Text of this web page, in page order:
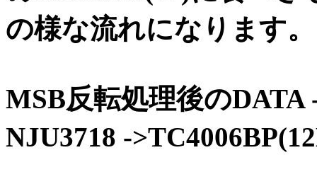
の様な流れになります。
MSB反転処理後のDATA
NJU3718 -